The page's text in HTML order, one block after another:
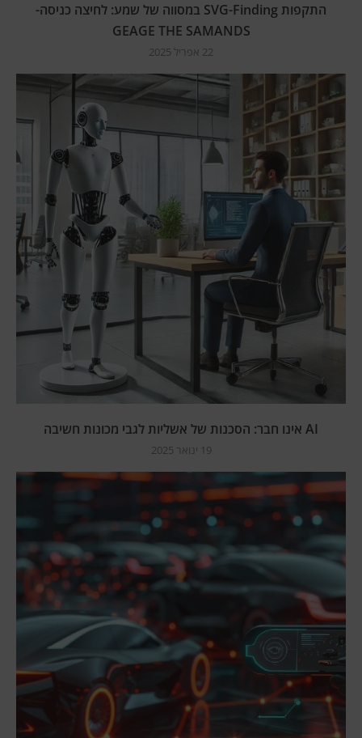
התקפות SVG-Finding במסווה של שמע: לחיצה כניסה-
GEAGE THE SAMANDS
22 אפריל 2025
AI אינו חבר: הסכנות של אשליות לגבי מכונות חשיבה
19 ינואר 2025